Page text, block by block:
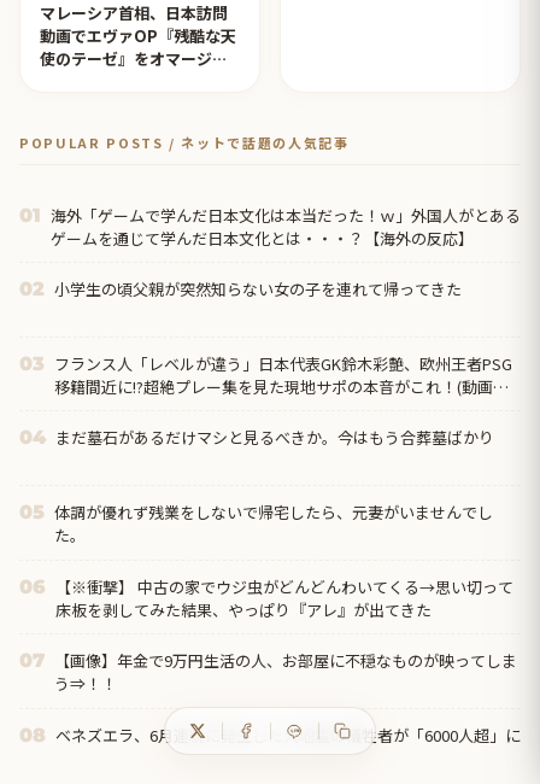
マレーシア首相、日本訪問
動画でエヴァOP『残酷な天
使のテーゼ』をオマージュ
POPULAR POSTS / ネットで話題の人気記事
01 海外「ゲームで学んだ日本文化は本当だった！ｗ」外国人がとある
ゲームを通じて学んだ日本文化とは・・・？【海外の反応】
02 小学生の頃父親が突然知らない女の子を連れて帰ってきた
03 フランス人「レベルが違う」日本代表GK鈴木彩艶、欧州王者PSG
移籍間近に!?超絶プレー集を見た現地サポの本音がこれ！(動画あ
04 まだ墓石があるだけマシと見るべきか。今はもう合葬墓ばかり
05 体調が優れず残業をしないで帰宅したら、元妻がいませんでし
た。
06
【※衝撃】 中古の家でウジ虫がどんどんわいてくる→思い切って
床板を剥してみた結果、やっぱり『アレ』が出てきた
07
【画像】年金で9万円生活の人、お部屋に不穏なものが映ってしま
う⇒！！
08 ベネズエラ、6月連続に発生した大地震の犠牲者が「6000人超」に